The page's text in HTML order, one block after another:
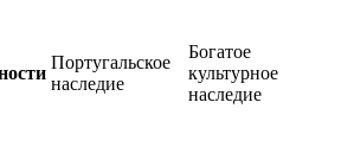
Португальское
наследие
Богатое
культурное
наследие